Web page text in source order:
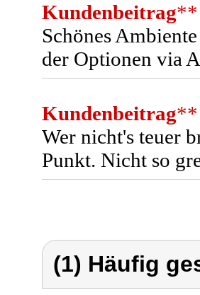
Kundenbeitrag**
Schönes
der Optionen via
Kundenbeitrag**
Wer nicht's teuer
Punkt. Nicht so
(1) Häufig